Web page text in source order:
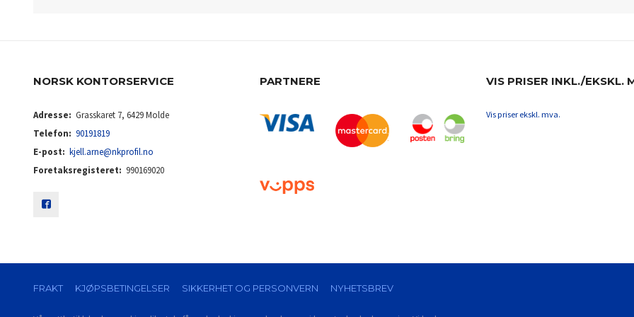
NORSK KONTORSERVICE
Adresse: Grasskaret 7, 6429 Molde
Telefon: 90191819
E-post: kjell.arne@nkprofil.no
Foretaksregisteret: 990169020
PARTNERE VIS PRISER INKL./EKSKL.
Vis priser ekskl. mva.
FRAKT KJØPSBETINGELSER SIKKERHET OG PERSONVERN NYHETSBREV